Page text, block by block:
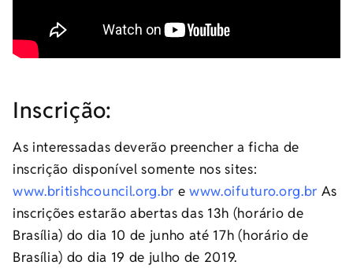
Inscrição:
As interessadas deverão preencher a ficha de
inscrição disponível somente nos sites:
www.britishcouncil.org.br e www.oifuturo.org.br As
inscrições estarão abertas das 13h (horário de
Brasília) do dia 10 de junho até 17h (horário de
Brasília) do dia 19 de julho de 2019.